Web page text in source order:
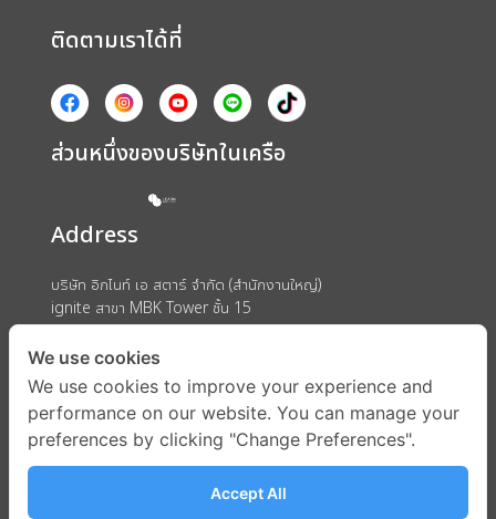
ติดตามเราได้ที่
ส่วนหนึ่งของบริษัทในเครือ
Address
บริษัท อิกไนท์ เอ สตาร์ จำกัด (สำนักงานใหญ่)
ignite สาขา MBK Tower ชั้น 15
ถนนพญาไท แขวงวังใหม่ เขตปทุมวัน กรุงเทพมหานคร 10330
We use cookies
We use cookies to improve your experience and
performance on our website. You can manage your
preferences by clicking "Change Preferences".
Accept All